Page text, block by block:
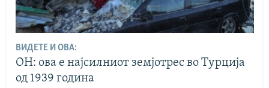
ВИДЕТЕ И ОВА:
ОН: ова е најсилниот земјотрес во Турција
од 1939 година